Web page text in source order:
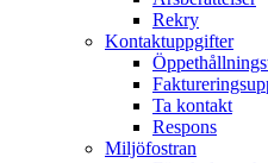
Rekry
Kontaktuppgifter
Ta kontakt
Respons
Miljöfostran